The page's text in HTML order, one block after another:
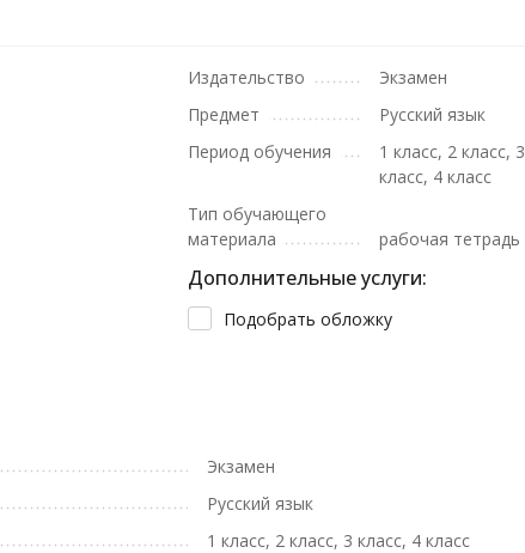
Издательство
Экзамен
Предмет
Русский язык
Период обучения
1 класс, 2 класс, 3
класс, 4 класс
Тип обучающего
материала
рабочая тетрадь
Дополнительные услуги:
Подобрать обложку
Экзамен
Русский язык
1 класс, 2 класс, 3 класс, 4 класс